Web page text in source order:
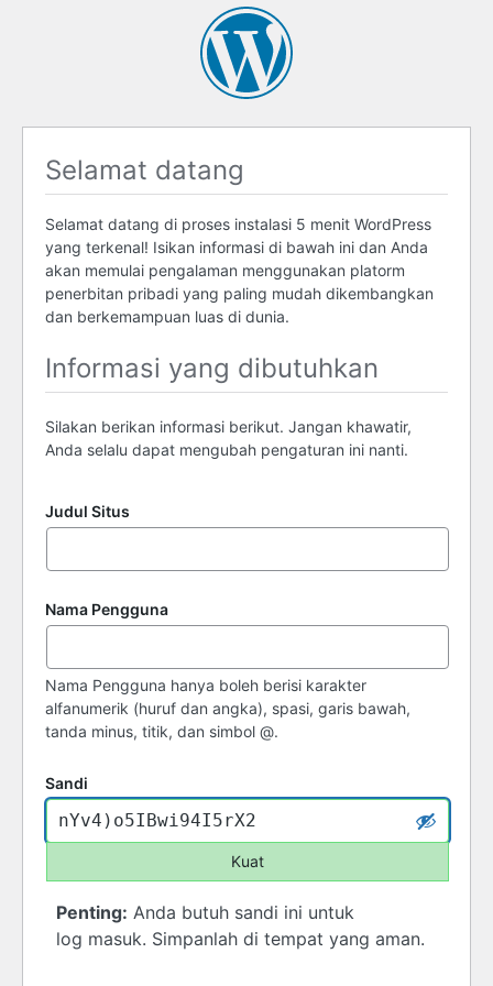
Selamat datang
Selamat datang di proses instalasi 5 menit WordPress
yang terkenal! Isikan informasi di bawah ini dan Anda
akan memulai pengalaman menggunakan platorm
penerbitan pribadi yang paling mudah dikembangkan
dan berkemampuan luas di dunia.
Informasi yang dibutuhkan
Silakan berikan informasi berikut. Jangan khawatir,
Anda selalu dapat mengubah pengaturan ini nanti.
Judul Situs
Nama Pengguna
Nama Pengguna hanya boleh berisi karakter
alfanumerik (huruf dan angka), spasi, garis bawah,
tanda minus, titik, dan simbol @.
Sandi
Kuat
Penting: Anda butuh sandi ini untuk
log masuk. Simpanlah di tempat yang aman.